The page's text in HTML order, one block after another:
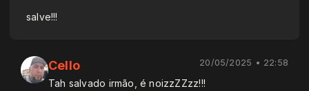
salve!!!
Cello 20/05/2025 • 22:58
Tah salvado irmão, é noizzZZzz!!!